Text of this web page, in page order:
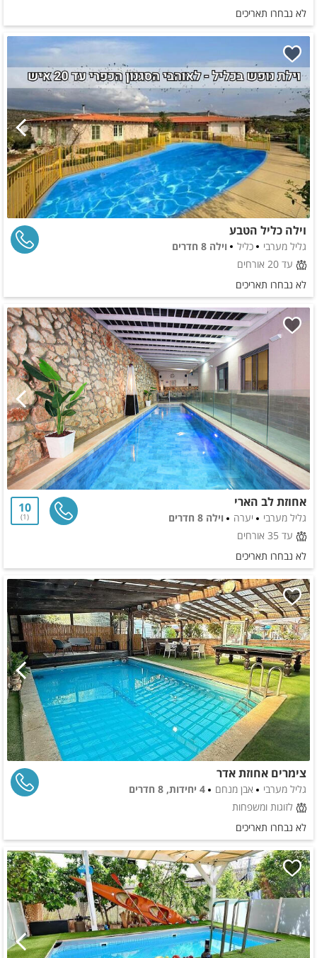
לא נבחרו תאריכים
וילה כליל הטבע
גליל מערבי כליל
וילה 8 חדרים
עד 20 אורחים
לא נבחרו תאריכים
אחוזת לב הארי
גליל מערבי יערה
וילה 8 חדרים
עד 35 אורחים
10
1
לא נבחרו תאריכים
צימרים אחוזת אדר
גליל מערבי אבן מנחם
4 יחידות, 8 חדרים
לזוגות ומשפחות
לא נבחרו תאריכים